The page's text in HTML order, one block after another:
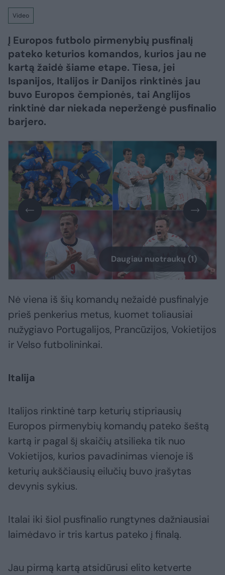
Video
Į Europos futbolo pirmenybių pusfinalį
pateko keturios komandos, kurios jau ne
kartą žaidė šiame etape. Tiesa, jei
Ispanijos, Italijos ir Danijos rinktinės jau
buvo Europos čempionės, tai Anglijos
rinktinė dar niekada neperžengė pusfinalio
barjero.
Daugiau nuotraukų (1)
Nė viena iš šių komandų nežaidė pusfinalyje
prieš penkerius metus, kuomet toliausiai
nužygiavo Portugalijos, Prancūzijos, Vokietijos
ir Velso futbolininkai.
Italija
Italijos rinktinė tarp keturių stipriausių
Europos pirmenybių komandų pateko šeštą
kartą ir pagal šį skaičių atsilieka tik nuo
Vokietijos, kurios pavadinimas vienoje iš
keturių aukščiausių eilučių buvo įrašytas
devynis sykius.
Italai iki šiol pusfinalio rungtynes dažniausiai
laimėdavo ir tris kartus pateko į finalą.
Jau pirmą kartą atsidūrusi elito ketverte